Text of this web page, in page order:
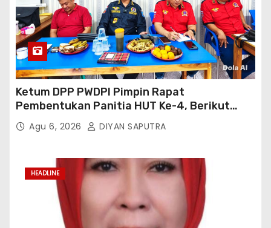
Ketum DPP PWDPI Pimpin Rapat
Pembentukan Panitia HUT Ke-4, Berikut
Susunan Dan Rangkaian Kegiatannya
Agu 6, 2026 DIYAN SAPUTRA
HEADLINE